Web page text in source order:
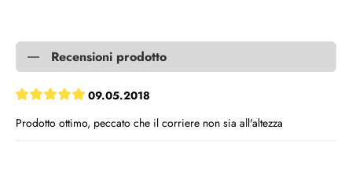
Recensioni prodotto
09.05.2018
Prodotto ottimo, peccato che il corriere non sia all'altezza